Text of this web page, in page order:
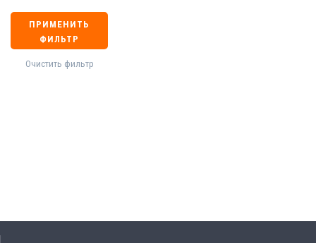
ПРИМЕНИТЬ
ФИЛЬТР
Очистить фильтр